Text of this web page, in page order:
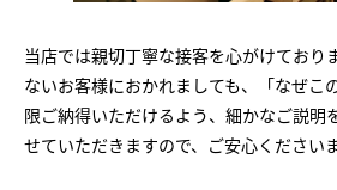
当店では親切丁寧な接客を心がけており
ないお客様におかれましても、「なぜこ
限ご納得いただけるよう、細かなご説明
せていただきますので、ご安心くださいま